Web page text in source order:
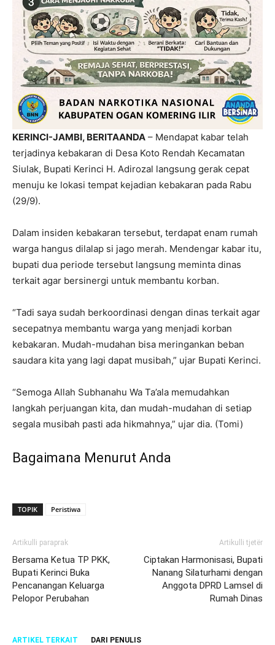
KERINCI-JAMBI, BERITAANDA – Mendapat kabar telah
terjadinya kebakaran di Desa Koto Rendah Kecamatan
Siulak, Bupati Kerinci H. Adirozal langsung gerak cepat
menuju ke lokasi tempat kejadian kebakaran pada Rabu
(29/9).
Dalam insiden kebakaran tersebut, terdapat enam rumah
warga hangus dilalap si jago merah. Mendengar kabar itu,
bupati dua periode tersebut langsung meminta dinas
terkait agar bersinergi untuk membantu korban.
“Tadi saya sudah berkoordinasi dengan dinas terkait agar
secepatnya membantu warga yang menjadi korban
kebakaran. Mudah-mudahan bisa meringankan beban
saudara kita yang lagi dapat musibah,” ujar Bupati Kerinci.
“Semoga Allah Subhanahu Wa Ta’ala memudahkan
langkah perjuangan kita, dan mudah-mudahan di setiap
segala musibah pasti ada hikmahnya,” ujar dia. (Tomi)
Bagaimana Menurut Anda
TOPIK Peristiwa
Artikulli paraprak
Bersama Ketua TP PKK,
Bupati Kerinci Buka
Pencanangan Keluarga
Pelopor Perubahan
Artikulli tjetër
Ciptakan Harmonisasi, Bupati
Nanang Silaturhami dengan
Anggota DPRD Lamsel di
Rumah Dinas
ARTIKEL TERKAIT DARI PENULIS